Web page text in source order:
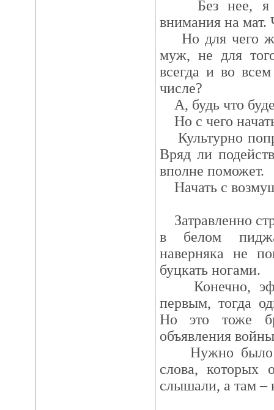
Без нее, я
внимания на мат.
Но для чего
муж, не для
всегда и во
числе?
А, будь что
Но с чего
Культурно
Вряд ли
вполне поможет.
Начать с
Затравленно
в белом
наверняка не
буцкать ногами.
Конечно,
первым, тогда
Но это тоже
объявления
Нужно было
слова,
слышали, а там –